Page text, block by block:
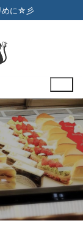
めに☆彡